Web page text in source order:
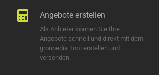
Angebote erstellen
Als Anbieter können Sie Ihre
Angebote schnell und direkt mit dem
groupedia Tool erstellen und
versenden.